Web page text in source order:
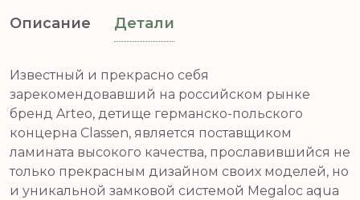
Описание Детали
Известный и прекрасно себя
зарекомендовавший на российском рынке
бренд Arteo, детище германско-польского
концерна Classen, является поставщиком
ламината высокого качества, прославившийся не
только прекрасным дизайном своих моделей, но
и уникальной замковой системой Megaloc aqua